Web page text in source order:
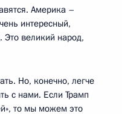
Америка –
интересный,
Это великий народ,
Но, конечно, легче
с нами. Если Трамп
то мы можем это